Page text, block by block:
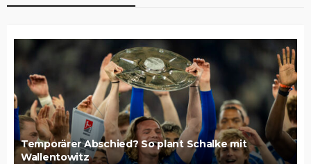
Temporärer Abschied? So plant Schalke mit
Wallentowitz